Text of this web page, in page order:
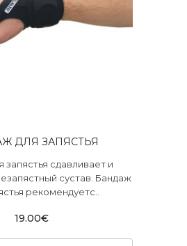
ДЛЯ ЗАПЯСТЬЯ
запястья сдавливает и
сустав. Бандаж
рекомендуетс..
19.00€